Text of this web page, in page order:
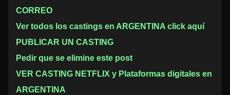
CORREO
Ver todos los castings en ARGENTINA click aquí
PUBLICAR UN CASTING
Pedir que se elimine este post
VER CASTING NETFLIX y Plataformas digitales en
ARGENTINA